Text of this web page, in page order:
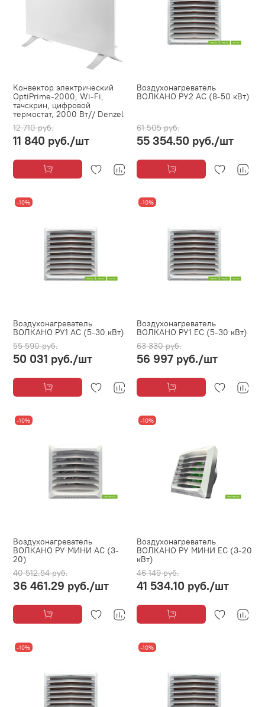
Конвектор электрический
OptiPrime-2000, Wi-Fi,
тачскрин, цифровой
термостат, 2000 Вт// Denzel
12 710 руб.
11 840 руб./шт
Воздухонагреватель
ВОЛКАНО РУ2 AC (8-50 кВт)
61 505 руб.
55 354.50 руб./шт
-10%
Воздухонагреватель
ВОЛКАНО РУ1 AC (5-30 кВт)
55 590 руб.
50 031 руб./шт
-10%
Воздухонагреватель
ВОЛКАНО РУ1 EC (5-30 кВт)
63 330 руб.
56 997 руб./шт
-10%
Воздухонагреватель
ВОЛКАНО РУ МИНИ AC (3-
20)
40 512.54 руб.
36 461.29 руб./шт
-10%
Воздухонагреватель
ВОЛКАНО РУ МИНИ EC (3-20
кВт)
46 149 руб.
41 534.10 руб./шт
-10% -10%